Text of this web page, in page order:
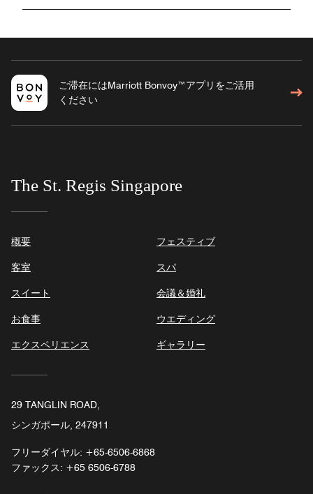
ご滞在にはMarriott Bonvoy™アプリをご活用
ください
The St. Regis Singapore
概要
客室
スイート
お食事
エクスペリエンス
フェスティブ
スパ
会議＆婚礼
ウエディング
ギャラリー
29 TANGLIN ROAD,
シンガポール, 247911
フリーダイヤル: +65-6506-6868
ファックス: +65 6506-6788